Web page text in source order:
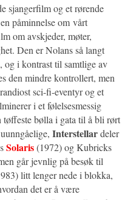
sjangerfilm og et rørende
påminnelse om vårt
om avskjeder, møter,
Den er Nolans så langt
og i kontrast til samtlige av
den mindre kontrollert, men
sci-fi-eventyr og et
i et følelsesmessig
tøffeste bølla i gata til å bli rørt
Interstellardeler
Solaris(1972) og Kubricks
går jevnlig på besøk til
litt lenger nede i blokka,
det er å være